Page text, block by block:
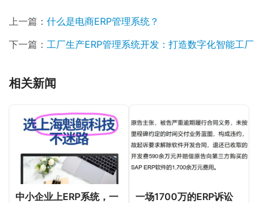
上一篇： 什么是电商ERP管理系统？
下一篇： 工厂生产ERP管理系统开发：打造数字化智能工厂
相关新闻
中小企业上ERP系统，一
一场1700万的ERP诉讼